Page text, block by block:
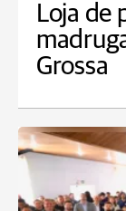
Loja de
Grossa